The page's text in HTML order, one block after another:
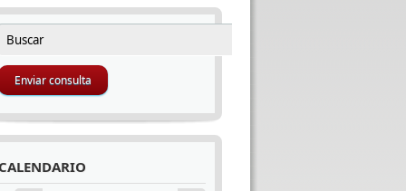
DE BÚSQUEDA